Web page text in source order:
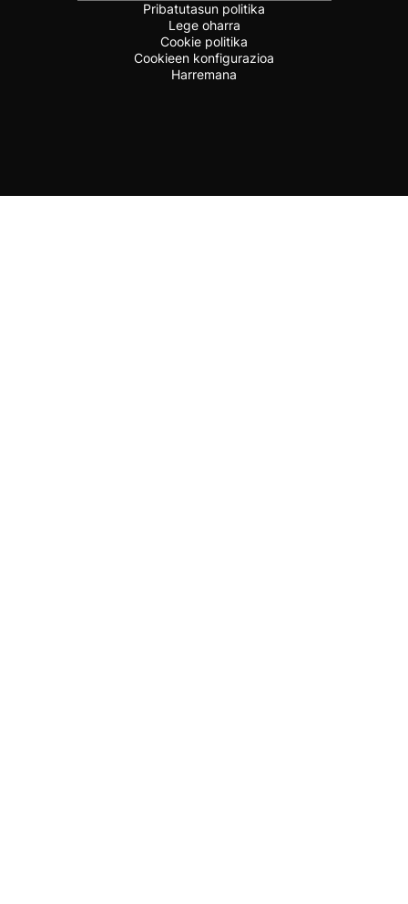
Pribatutasun politika
Lege oharra
Cookie politika
Cookieen konfigurazioa
Harremana